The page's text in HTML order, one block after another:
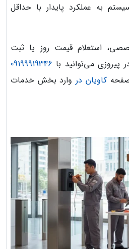
به عملکرد پایدار با حداقل
استعلام قیمت روز یا ثبت
می‌توانید با 09199919346
صفحهکاویان در وارد بخش خدمات